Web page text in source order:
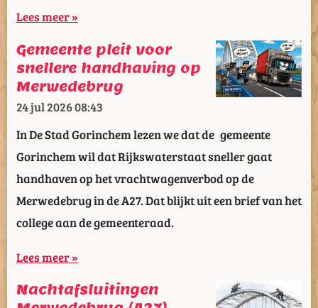
Lees meer »
Gemeente pleit voor
snellere handhaving op
Merwedebrug
24 jul 202608:43
In De Stad Gorinchem lezen we dat de gemeente
Gorinchem wil dat Rijkswaterstaat sneller gaat
handhaven op het vrachtwagenverbod op de
Merwedebrug in de A27. Dat blijkt uit een brief van het
college aan de gemeenteraad.
Lees meer »
Nachtafsluitingen